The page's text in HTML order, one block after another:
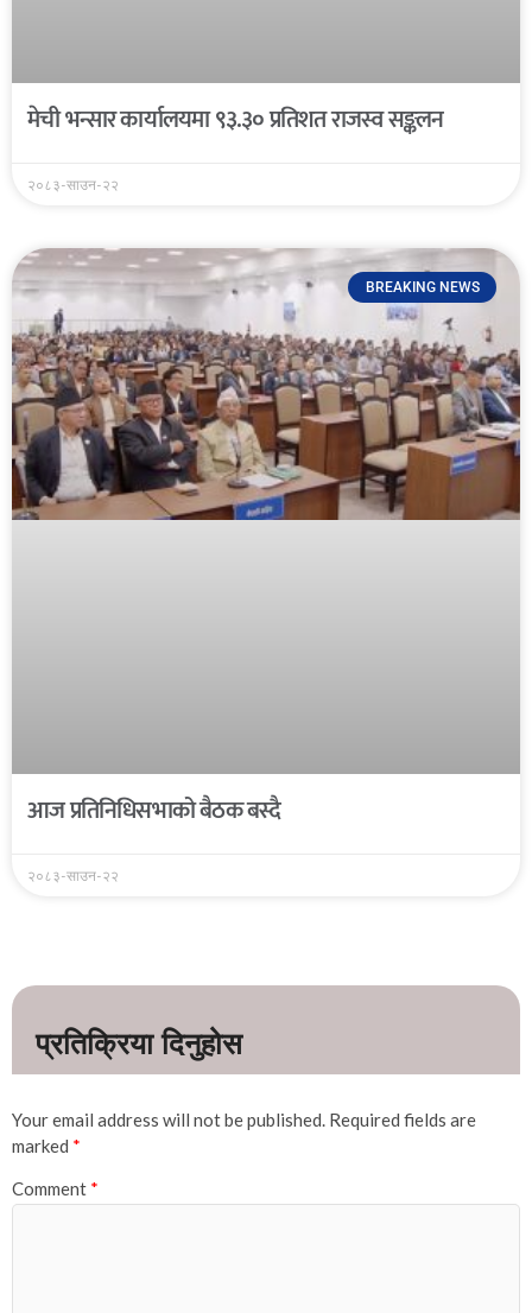
मेची भन्सार कार्यालयमा ९३.३० प्रतिशत राजस्व सङ्कलन
२०८३-साउन-२२
BREAKING NEWS
आज प्रतिनिधिसभाको बैठक बस्दै
२०८३-साउन-२२
Your email address will not be published. Required fields are
marked *
Comment *